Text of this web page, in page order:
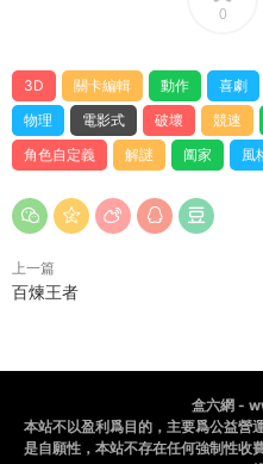
0
3D 關卡編輯 動作 喜劇
物理
電影式 破壞 競速
角色自定義
解謎 阖家 風
上一篇
百煉王者
盒六網 -
本站不以盈利爲目的，主要爲公益營
是自願性，本站不存在任何強制性收